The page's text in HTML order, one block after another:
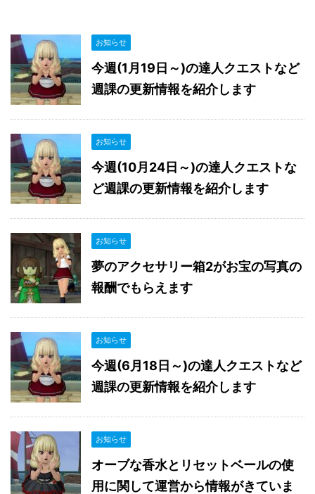
お知らせ
今週(1月19日～)の達人クエストなど
週課の更新情報を紹介します
お知らせ
今週(10月24日～)の達人クエストな
ど週課の更新情報を紹介します
お知らせ
夢のアクセサリー箱2がお宝の写真の
報酬でもらえます
お知らせ
今週(6月18日～)の達人クエストなど
週課の更新情報を紹介します
お知らせ
オーブな香水とリセットベールの使
用に関して運営から情報がきていま